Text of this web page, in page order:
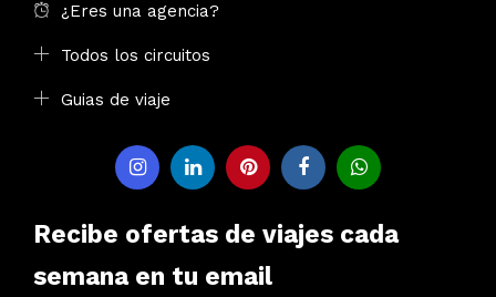
¿Eres una agencia?
Todos los circuitos
Guias de viaje
Recibe ofertas de viajes cada
semana en tu email